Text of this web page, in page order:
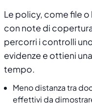
Le policy, come file
con note di
percorri i controlli
evidenze e ottieni
tempo.
Meno distanza tra
effettivi da